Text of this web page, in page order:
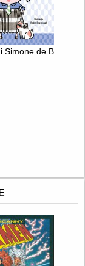
Simone de Beauvoir